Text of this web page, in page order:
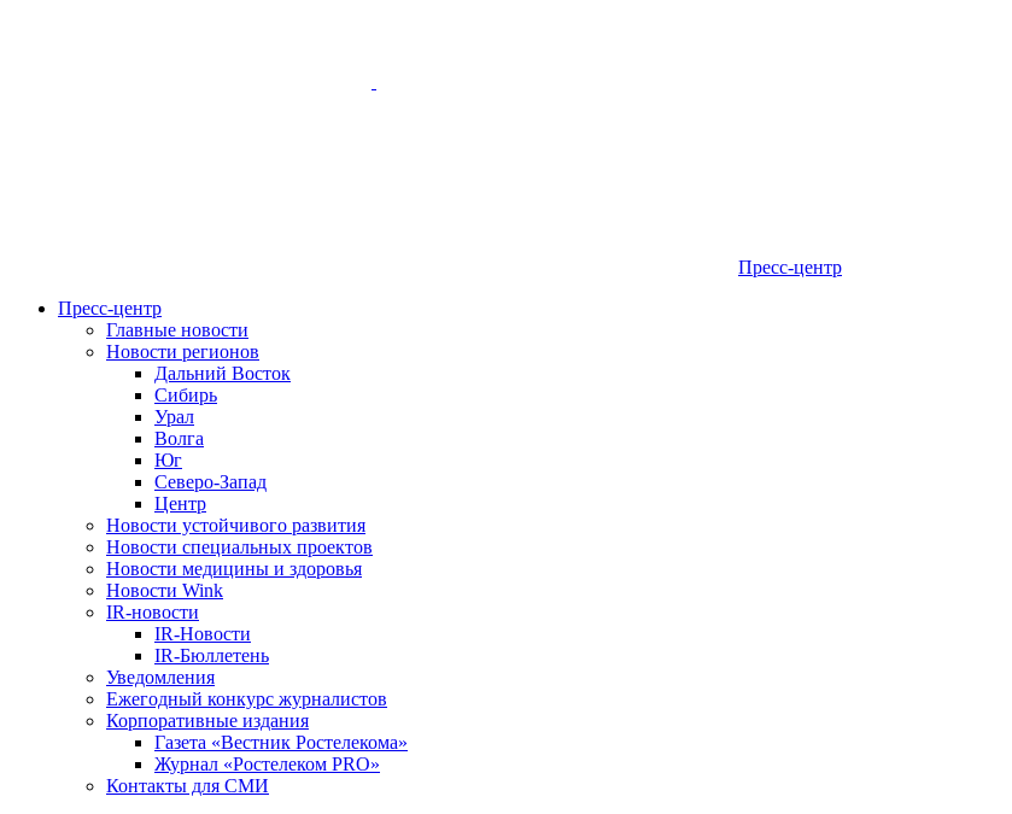
Пресс-центр
Пресс-центр
Главные новости
Новости регионов
Дальний Восток
Сибирь
Урал
Волга
Юг
Северо-Запад
Центр
Новости устойчивого развития
Новости специальных проектов
Новости медицины и здоровья
Новости Wink
IR-новости
IR-Новости
IR-Бюллетень
Уведомления
Ежегодный конкурс журналистов
Корпоративные издания
Газета «Вестник Ростелекома»
Журнал «Ростелеком PRO»
Контакты для СМИ